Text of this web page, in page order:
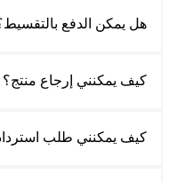
هل يمكن الدفع
كيف يمكنني إرجاع منتج؟
كيف يمكنني طلب استرداد